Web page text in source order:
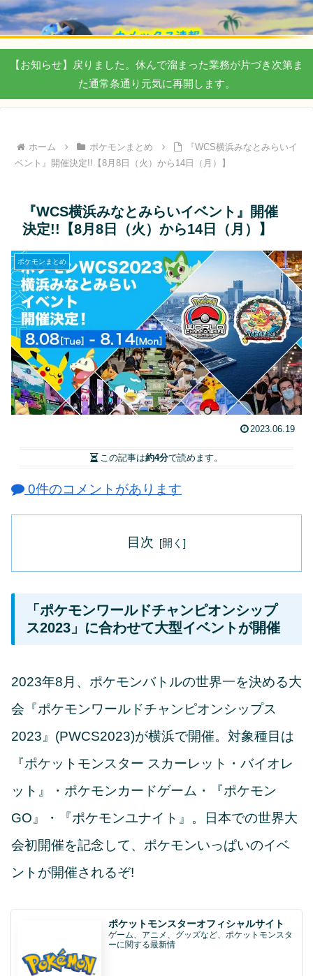
【お知らせ】戻りました。休んで溜まった業務が片づき次第ま
た通常条通り元気に再開します。
ホーム ポケモンまとめ
『WCS横浜みなとみらいイ
ベント』開催決定!!【8月8日（火）から14日（月）】
『WCS横浜みなとみらいイベント』開催
決定!!【8月8日（火）から14日（月）】
ポケモンまとめ
2023.06.19
この記事は約4分で読めます。
0件のコメントがあります
目次
「ポケモンワールドチャンピオンシップ
ス2023」に合わせて大型イベントが開催
2023年8月、ポケモンバトルの世界一を決める大
会『ポケモンワールドチャンピオンシップス
2023』(PWCS2023)が横浜で開催。対象種目は
『ポケットモンスター スカーレット・バイオレ
ット』・ポケモンカードゲーム・『ポケモン
GO』・『ポケモンユナイト』。日本での世界大
会初開催を記念して、ポケモンいっぱいのイベ
ントが開催されるぞ!
ポケットモンスターオフィシャルサイト
ゲーム、アニメ、グッズなど、ポケットモンスタ
ーに関する最新情